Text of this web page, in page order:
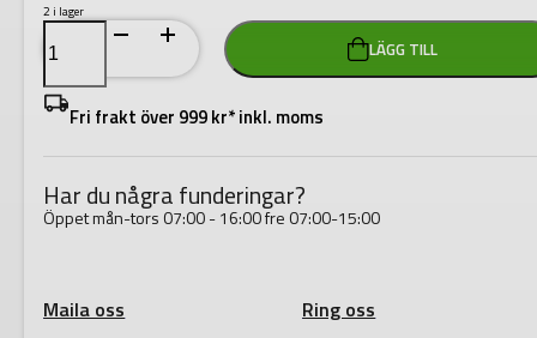
2 i lager
HÅLSÅG
HOLE
DOZER
89MM
mängd
LÄGG TILL
Fri frakt över 999 kr* inkl. moms
Har du några funderingar?
Öppet mån-tors 07:00 - 16:00 fre 07:00-15:00
Maila oss
Ring oss